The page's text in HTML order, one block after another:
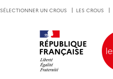
SÉLECTIONNER UN CROUS LES CROUS